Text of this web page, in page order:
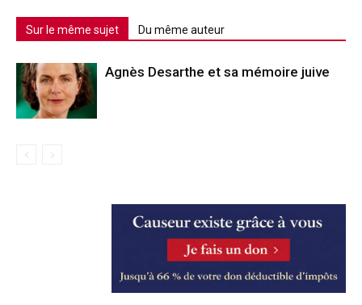
Sur le même sujet Du même auteur
Agnès Desarthe et sa mémoire juive